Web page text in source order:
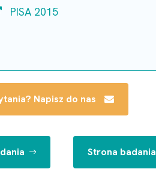
PISA 2015
Napisz do nas
Strona badania